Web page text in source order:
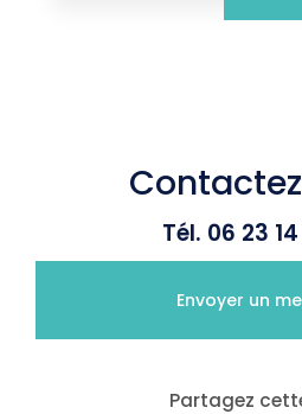
Tél. 06 23
Envoyer un
Partagez